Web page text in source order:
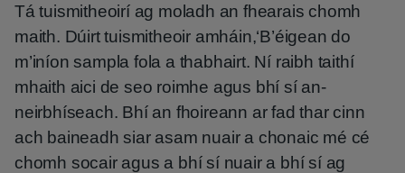
Tá tuismitheoirí ag moladh an fhearais chomh
maith. Dúirt tuismitheoir amháin,‘B’éigean do
m’iníon sampla fola a thabhairt. Ní raibh taithí
mhaith aici de seo roimhe agus bhí sí an-
neirbhíseach. Bhí an fhoireann ar fad thar cinn
ach baineadh siar asam nuair a chonaic mé cé
chomh socair agus a bhí sí nuair a bhí sí ag